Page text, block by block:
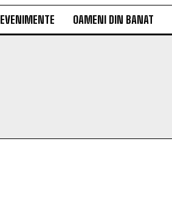
EVENIMENTE OAMENI DIN BANAT